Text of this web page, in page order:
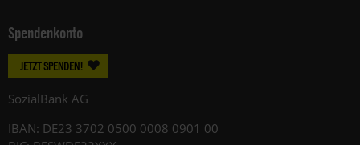
Spendenkonto
JETZT SPENDEN!
SozialBank AG
IBAN: DE23 3702 0500 0008 0901 00